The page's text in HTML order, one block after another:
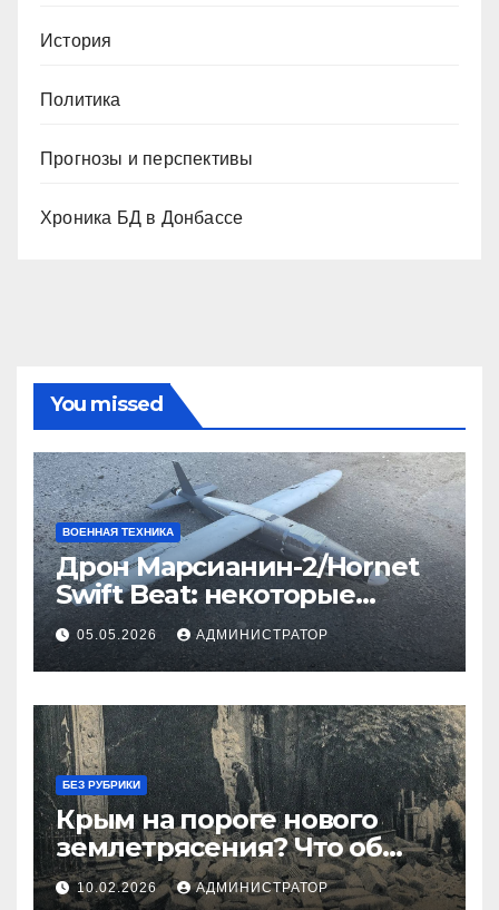
История
Политика
Прогнозы и перспективы
Хроника БД в Донбассе
You missed
ВОЕННАЯ ТЕХНИКА
Дрон Марсианин-2/Hornet
Swift Beat: некоторые
данные
05.05.2026 АДМИНИСТРАТОР
БЕЗ РУБРИКИ
Крым на пороге нового
землетрясения? Что об
этом известно
10.02.2026 АДМИНИСТРАТОР